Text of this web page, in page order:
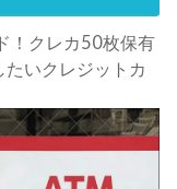
！クレカ50枚保有
いクレジットカ